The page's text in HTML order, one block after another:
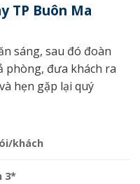
TP Buôn Ma
sáng, sau đó đoàn
phòng, đưa khách ra
hẹn gặp lại quý
khách
3*